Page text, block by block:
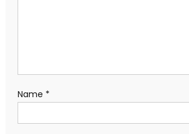
Name *